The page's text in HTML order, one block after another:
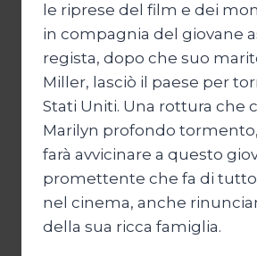
le riprese del film e dei
in compagnia del giovane
regista, dopo che suo
Miller, lasciò il paese per
Stati Uniti. Una rottura che
Marilyn profondo
farà avvicinare a questo
promettente che fa di tutto
nel cinema, anche
della sua ricca famiglia.